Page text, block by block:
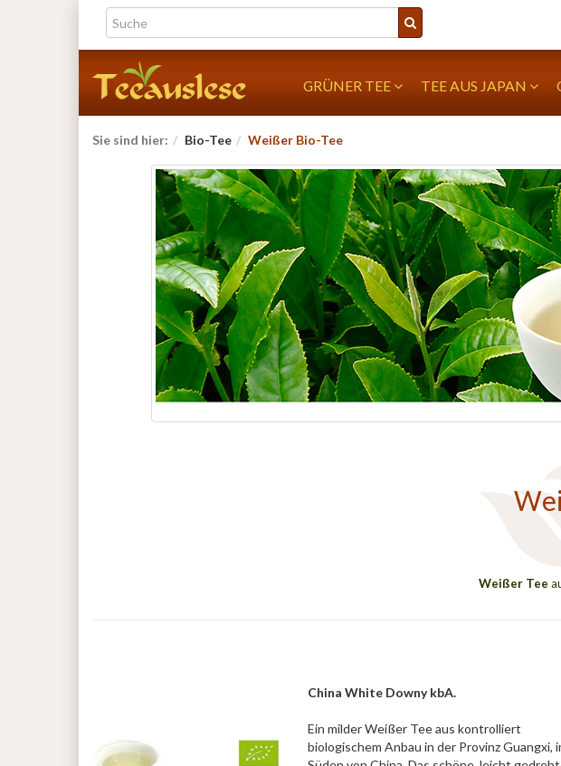
GRÜNER TEE TEE AUS JAPAN
Sie sind hier: Bio-Tee Weißer Bio-Tee
Weißer Tee
China White Downy kbA.
Ein milder Weißer Tee aus kontrolliert
biologischem Anbau in der Provinz Guangxi,